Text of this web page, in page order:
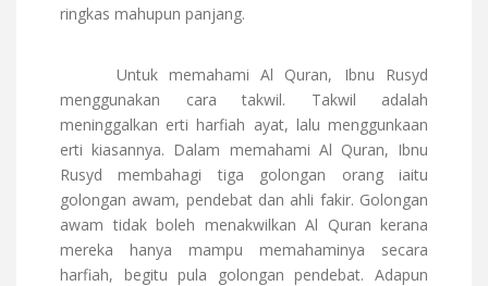
ringkas mahupun panjang.
Untuk memahami Al Quran, Ibnu Rusyd
menggunakan cara takwil. Takwil adalah
meninggalkan erti harfiah ayat, lalu menggunkaan
erti kiasannya. Dalam memahami Al Quran, Ibnu
Rusyd membahagi tiga golongan orang iaitu
golongan awam, pendebat dan ahli fakir. Golongan
awam tidak boleh menakwilkan Al Quran kerana
mereka hanya mampu memahaminya secara
harfiah, begitu pula golongan pendebat. Adapun